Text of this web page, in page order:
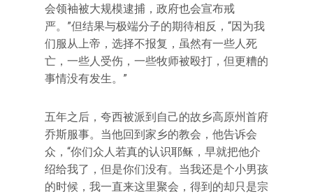
会领袖被大规模逮捕，政府也会宣布戒
严。”但结果与极端分子的期待相反，“因为我
们服从上帝，选择不报复，虽然有一些人死
亡，一些人受伤，一些牧师被殴打，但更糟的
事情没有发生。”
五年之后，夸西被派到自己的故乡高原州首府
乔斯服事。当他回到家乡的教会，他告诉会
众，“你们众人若真的认识耶稣，早就把他介
绍给我了，但是你们没有。当我还是个小男孩
的时候，我一直来这里聚会，得到的却只是宗